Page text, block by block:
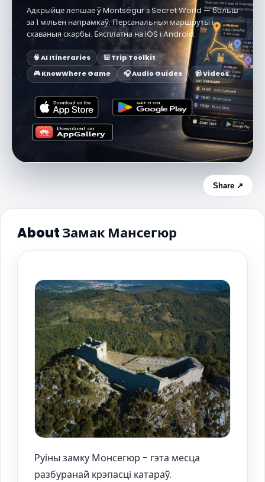
Адкрыйце лепшае ў Montségur з Secret World — больш
за 1 мільён напрамкаў. Персанальныя маршруты і
схаваныя скарбы. Бясплатна на iOS і Android.
🧠 AI Itineraries
🎒 Trip Toolkit
🎮 KnowWhere Game
🎧 Audio Guides 📹 Videos
Share ↗
About Замак Мансегюр
Руіны замку Монсегюр - гэта месца
разбуранай крэпасці катараў.